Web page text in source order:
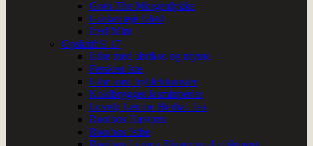
Grøn The Morgenlykke
Gurkemeje Glød
Iced Mint
Opskrift 9-17
Isthe med abrikos og mynte
Fersken Iste
Isthe med hyldeblomster
Koldbrygget Jasminperler
Lovely Lemon Herbal Tea
Rooibos Havtorn
Rooibos Isthe